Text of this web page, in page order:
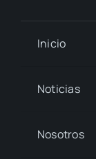
Inicio
Noticias
Nosotros